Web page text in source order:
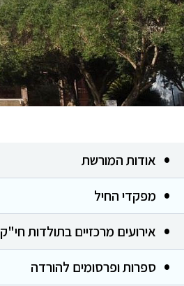
אודות המורשת
מפקדי החיל
אירועים מרכזיים בתולדות חי"ק
ספרות ופרסומים להורדה